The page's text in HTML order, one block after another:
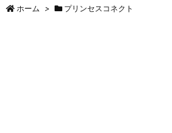
ホーム > プリンセスコネクト